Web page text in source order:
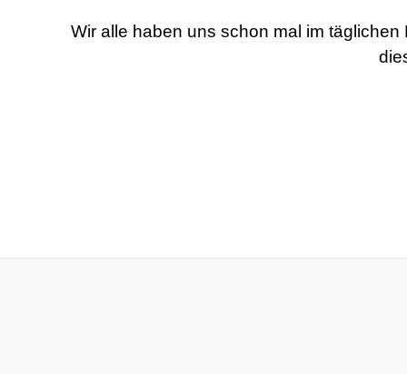
Wir alle haben uns schon mal im